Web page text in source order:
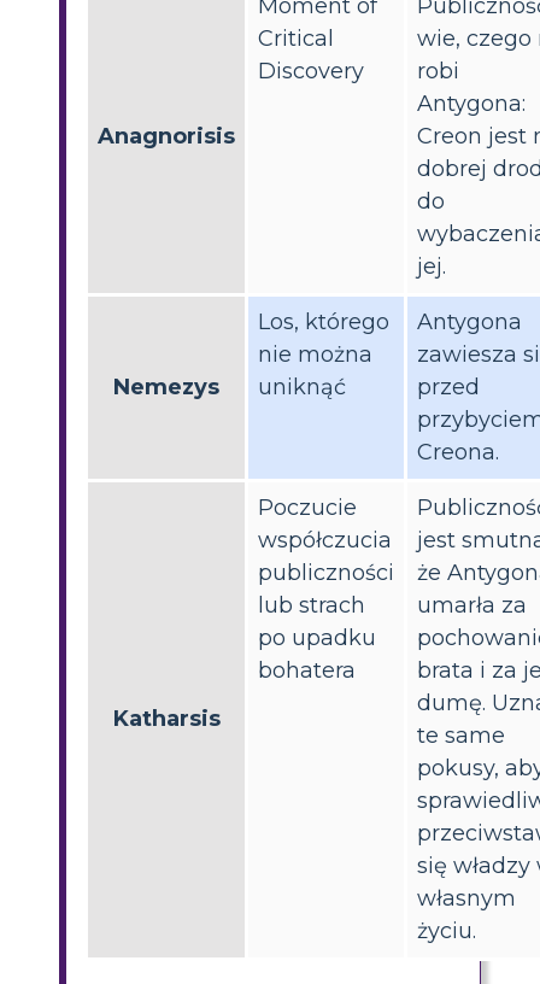
Anagnorisis
Moment of
Critical
Discovery
wie, czego
robi
Antygona:
Creon jest
dobrej
do
jej.
Nemezys
Los, którego
nie można
uniknąć
Antygona
zawiesza
przed
Creona.
Katharsis
Poczucie
współczucia
publiczności
lub strach
po upadku
bohatera
jest
że
umarła za
brata i za
dumę.
te same
pokusy,
się władzy
własnym
życiu.